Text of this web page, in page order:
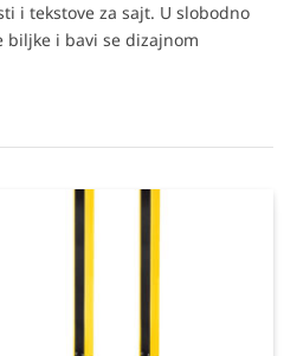
i tekstove za sajt. U slobodno
biljke i bavi se dizajnom